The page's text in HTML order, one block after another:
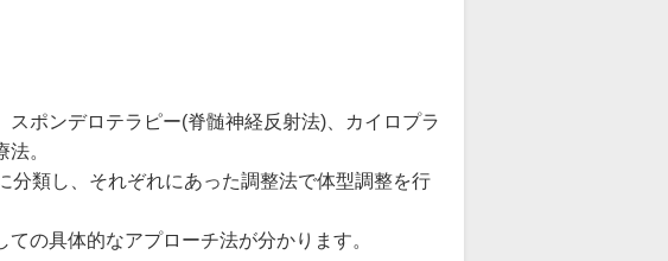
ポンデロテラピー(脊髄神経反射法)、カイロプラ
。
分類し、それぞれにあった調整法で体型調整を行
の具体的なアプローチ法が分かります。